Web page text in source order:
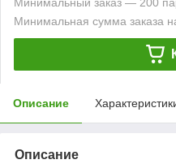
Минимальная сумма заказа
Описание
Описание